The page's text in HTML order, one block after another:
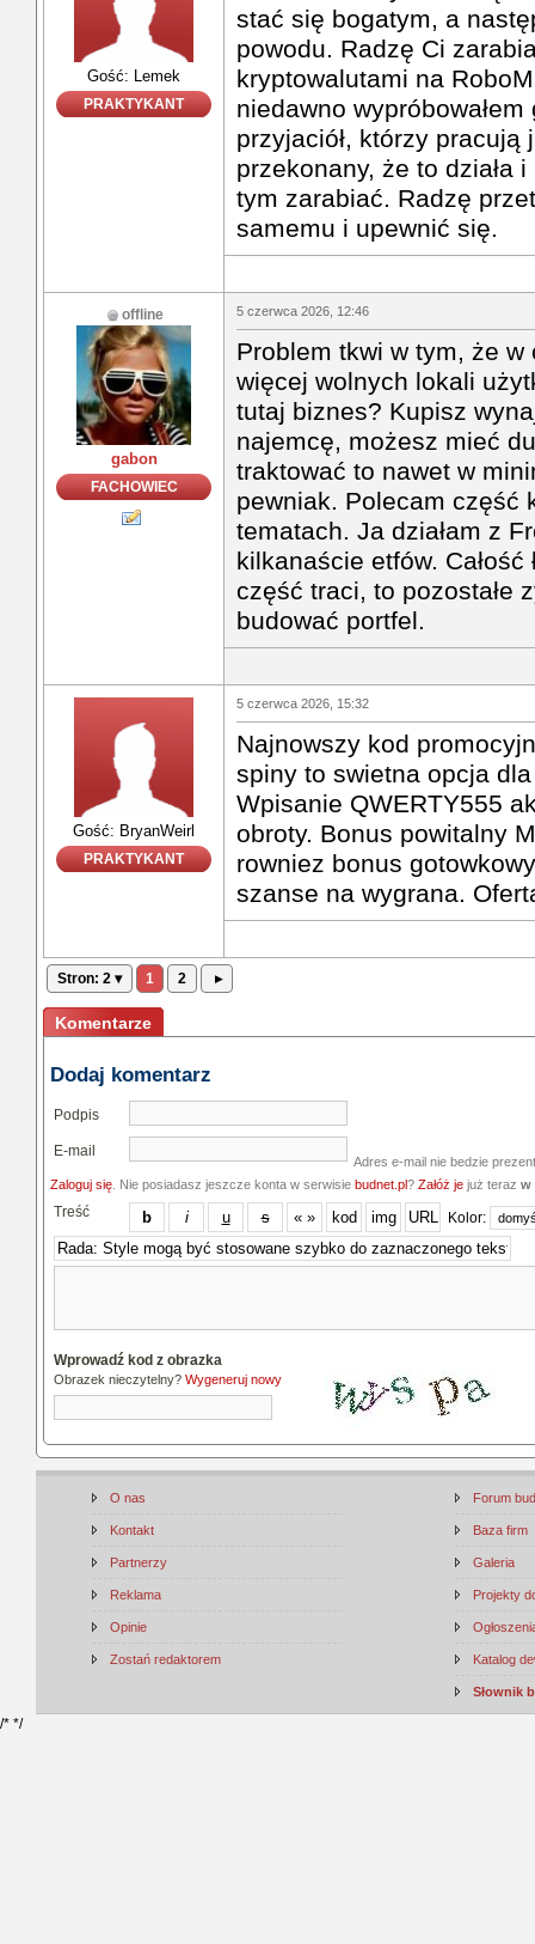
Gość: Lemek
PRAKTYKANT
stać się bogatym, a
powodu. Radzę Ci
kryptowalutami na
niedawno
przyjaciół, którzy pracują
przekonany, że to działa
tym zarabiać. Radzę
samemu i upewnić się.
offline
gabon
FACHOWIEC
5 czerwca 2026, 12:46
Problem tkwi w tym, że w
więcej wolnych lokali
tutaj biznes? Kupisz
najemcę, możesz mieć
traktować to nawet w
pewniak. Polecam część
tematach. Ja działam z
kilkanaście etfów. Całość
część traci, to pozostałe
budować portfel.
Gość: BryanWeirl
PRAKTYKANT
5 czerwca 2026, 15:32
Najnowszy kod
spiny to swietna opcja
Wpisanie QWERTY555
obroty. Bonus powitalny
rowniez bonus
szanse na wygrana.
Stron: 2 ▾ 1 2 ▸
Komentarze
Dodaj komentarz
Podpis
E-mail
Adres e-mail nie bedzie
Zaloguj się . Nie posiadasz jeszcze konta w serwisie budnet.pl? Załóż je już teraz w
Treść Kolor:
Wprowadź kod z obrazka
Obrazek nieczytelny? Wygeneruj nowy
O nas
Kontakt
Partnerzy
Reklama
Opinie
Zostań redaktorem
Forum
Baza firm
Galeria
Projekty
Katalog
Słownik
/* */